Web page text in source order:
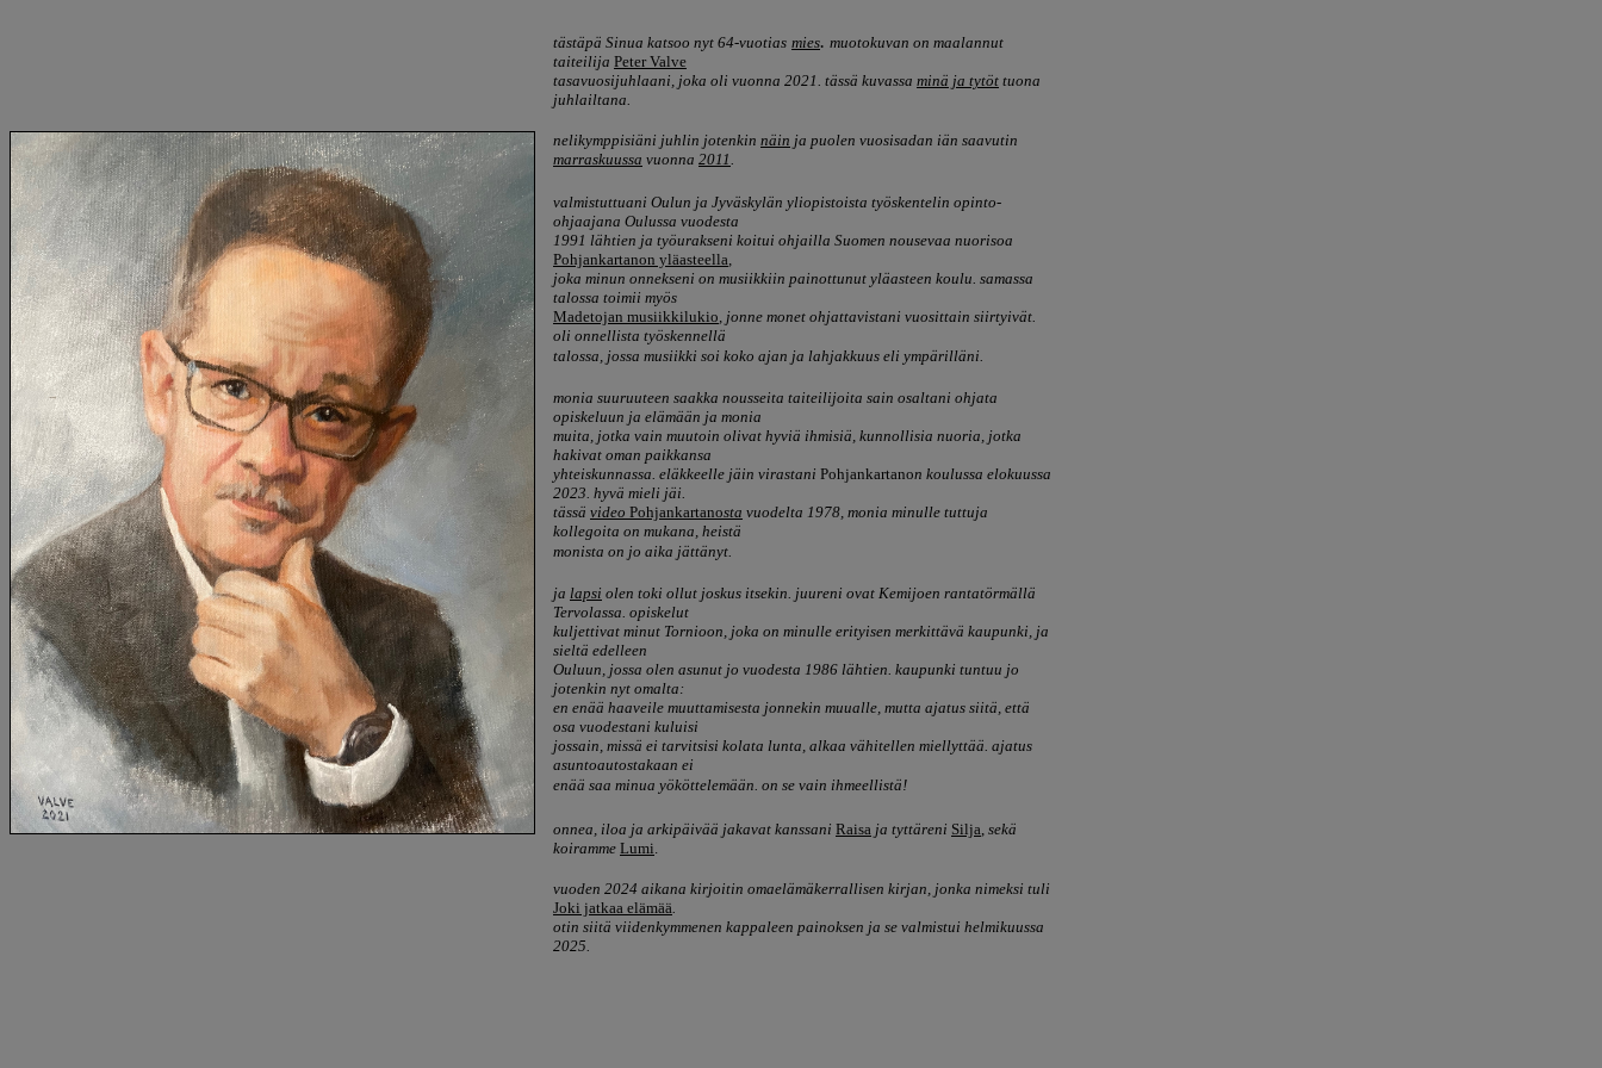
tästäpä Sinua katsoo nyt 64-vuotias mies. muotokuvan on maalannut
taiteilija Peter Valve
tasavuosijuhlaani, joka oli vuonna 2021. tässä kuvassa minä ja tytöt tuona
juhlailtana.
nelikymppisiäni juhlin jotenkin näin ja puolen vuosisadan iän saavutin
marraskuussa vuonna 2011.
valmistuttuani Oulun ja Jyväskylän yliopistoista työskentelin opinto-
ohjaajana Oulussa vuodesta
1991 lähtien ja työurakseni koitui ohjailla Suomen nousevaa nuorisoa
Pohjankartanon yläasteella,
joka minun onnekseni on musiikkiin painottunut yläasteen koulu. samassa
talossa toimii myös
Madetojan musiikkilukio, jonne monet ohjattavistani vuosittain siirtyivät.
oli onnellista työskennellä
talossa, jossa musiikki soi koko ajan ja lahjakkuus eli ympärilläni.
monia suuruuteen saakka nousseita taiteilijoita sain osaltani ohjata
opiskeluun ja elämään ja monia
muita, jotka vain muutoin olivat hyviä ihmisiä, kunnollisia nuoria, jotka
hakivat oman paikkansa
yhteiskunnassa. eläkkeelle jäin virastani Pohjankartanon koulussa elokuussa
2023. hyvä mieli jäi.
tässä video Pohjankartanosta vuodelta 1978, monia minulle tuttuja
kollegoita on mukana, heistä
monista on jo aika jättänyt.
ja lapsi olen toki ollut joskus itsekin. juureni ovat Kemijoen rantatörmällä
Tervolassa. opiskelut
kuljettivat minut Tornioon, joka on minulle erityisen merkittävä kaupunki, ja
sieltä edelleen
Ouluun, jossa olen asunut jo vuodesta 1986 lähtien. kaupunki tuntuu jo
jotenkin nyt omalta:
en enää haaveile muuttamisesta jonnekin muualle, mutta ajatus siitä, että
osa vuodestani kuluisi
jossain, missä ei tarvitsisi kolata lunta, alkaa vähitellen miellyttää. ajatus
asuntoautostakaan ei
enää saa minua yököttelemään. on se vain ihmeellistä!
onnea, iloa ja arkipäivää jakavat kanssani Raisa ja tyttäreni Silja, sekä
koiramme Lumi.
vuoden 2024 aikana kirjoitin omaelämäkerrallisen kirjan, jonka nimeksi tuli
Joki jatkaa elämää.
otin siitä viidenkymmenen kappaleen painoksen ja se valmistui helmikuussa
2025.